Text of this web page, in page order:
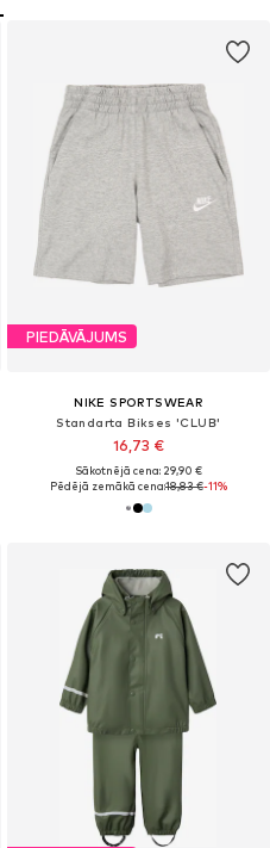
PIEDĀVĀJUMS
NIKE SPORTSWEAR
Standarta Bikses 'CLUB'
16,73 €
Sākotnējā cena: 29,90 €
Pēdējā zemākā cena:18,83 €-11%